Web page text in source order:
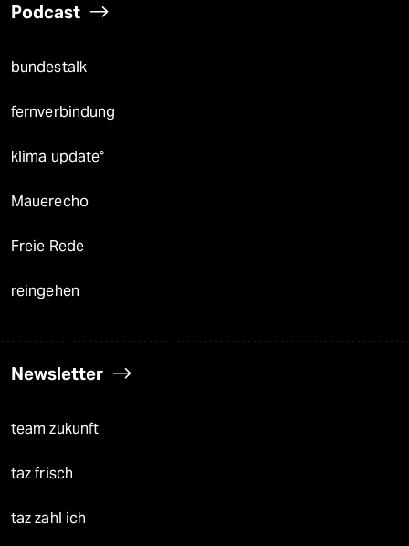
Podcast
bundestalk
fernverbindung
klima update°
Mauerecho
Freie Rede
reingehen
Newsletter
team zukunft
taz frisch
taz zahl ich